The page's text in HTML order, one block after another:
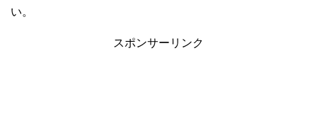
い。
スポンサーリンク